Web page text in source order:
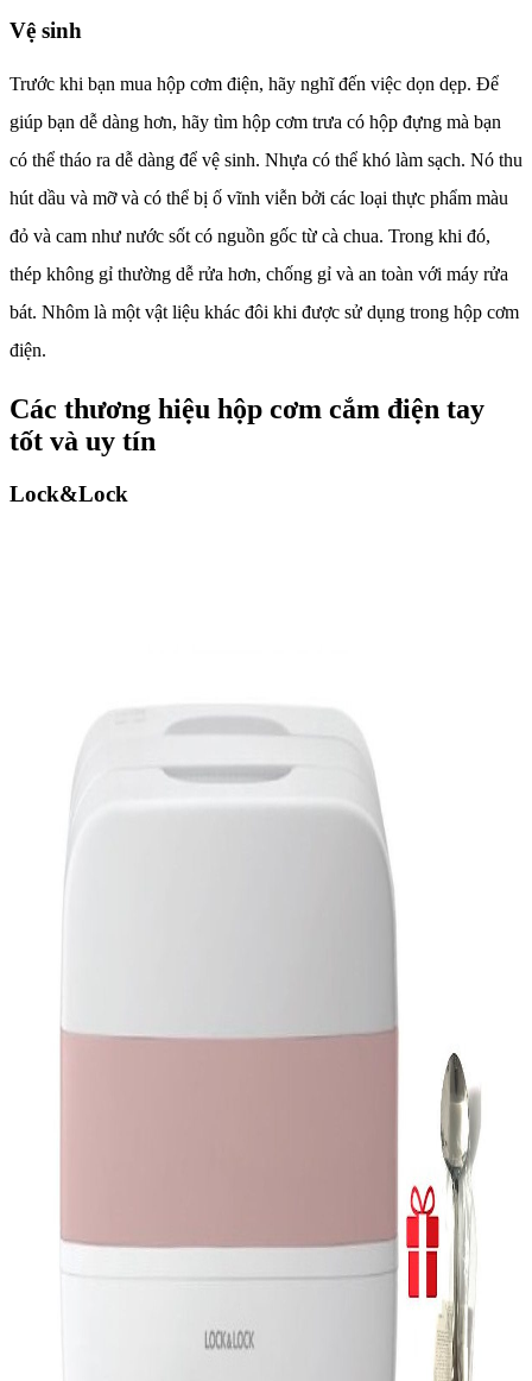
Vệ sinh
Trước khi bạn mua hộp cơm điện, hãy nghĩ đến việc dọn dẹp. Để
giúp bạn dễ dàng hơn, hãy tìm hộp cơm trưa có hộp đựng mà bạn
có thể tháo ra dễ dàng để vệ sinh. Nhựa có thể khó làm sạch. Nó thu
hút dầu và mỡ và có thể bị ố vĩnh viễn bởi các loại thực phẩm màu
đỏ và cam như nước sốt có nguồn gốc từ cà chua. Trong khi đó,
thép không gỉ thường dễ rửa hơn, chống gỉ và an toàn với máy rửa
bát. Nhôm là một vật liệu khác đôi khi được sử dụng trong hộp cơm
điện.
Các thương hiệu hộp cơm cắm điện tay
tốt và uy tín
Lock&Lock